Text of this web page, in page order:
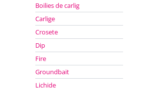
Boilies de carlig
Carlige
Crosete
Dip
Fire
Groundbait
Lichide